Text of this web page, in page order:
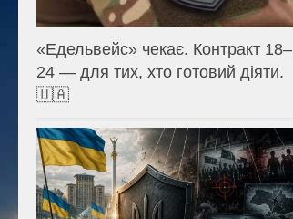
«Едельвейс» чекає. Контракт 18–
24 — для тих, хто готовий діяти.
🇺🇦